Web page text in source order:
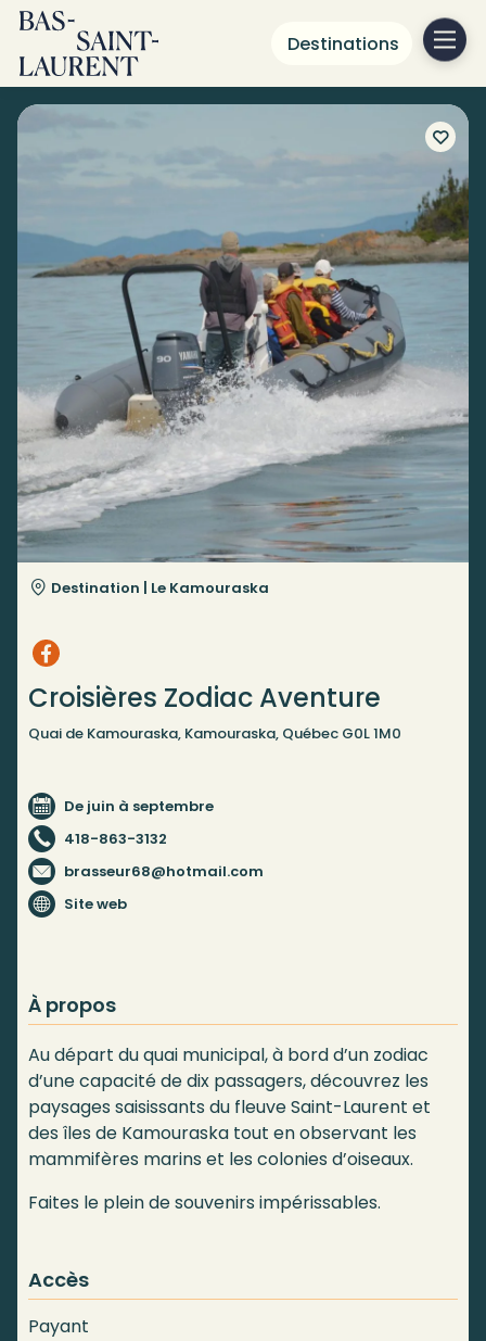
Destinations
Destination | Le Kamouraska
Croisières Zodiac Aventure
Quai de Kamouraska, Kamouraska, Québec G0L 1M0
De juin à septembre
418-863-3132
brasseur68@hotmail.com
Site web
À propos
Au départ du quai municipal, à bord d’un zodiac
d’une capacité de dix passagers, découvrez les
paysages saisissants du fleuve Saint-Laurent et
des îles de Kamouraska tout en observant les
mammifères marins et les colonies d’oiseaux.
Faites le plein de souvenirs impérissables.
Accès
Payant